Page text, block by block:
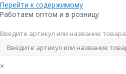
Перейти к содержимому
Работаем оптом и в розницу
Введите артикул или название товара
×